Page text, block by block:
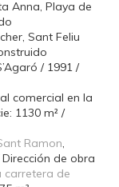
Anna, Playa de
Sant Feliu
/ 1991 /
comercial en la
1130 m² /
Ramon,
de obra
carretera de